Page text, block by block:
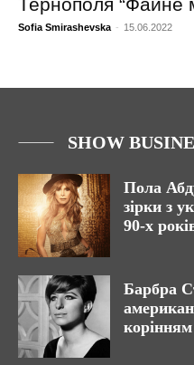
Sofia Smirashevska - 15.06.2022
SHOW
Пола
зірки з
90-х
Барбра
корінням